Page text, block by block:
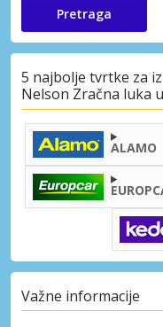
Pretraga
5 najbolje tvrtke za
Nelson Zračna luka
ALAMO
Važne informacije